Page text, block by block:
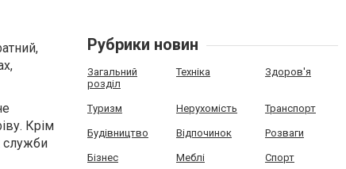
Крім
служби
Рубрики новин
Загальний
розділ
Техніка Здоров'я
Туризм Нерухомість Транспорт
Будівництво Відпочинок Розваги
Бізнес Меблі Спорт